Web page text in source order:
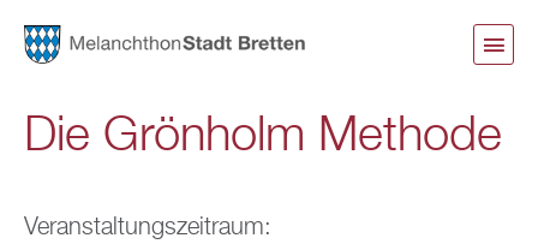
Die Grönholm Methode
Veranstaltungszeitraum: